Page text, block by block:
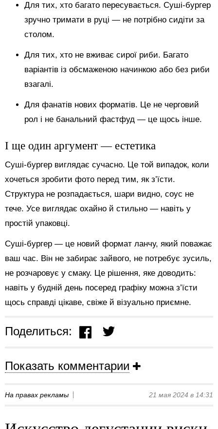
Для тих, хто багато пересувається. Суші-бургер
зручно тримати в руці — не потрібно сидіти за
столом.
Для тих, хто не вживає сирої риби. Багато
варіантів із обсмаженою начинкою або без риби
взагалі.
Для фанатів нових форматів. Це не черговий
рол і не банальний фастфуд — це щось інше.
І ще один аргумент — естетика
Суші-бургер виглядає сучасно. Це той випадок, коли
хочеться зробити фото перед тим, як з’їсти.
Структура не розпадається, шари видно, соус не
тече. Усе виглядає охайно й стильно — навіть у
простій упаковці.
Суші-бургер — це новий формат ланчу, який поважає
ваш час. Він не забирає зайвого, не потребує зусиль,
не розчаровує у смаку. Це рішення, яке доводить:
навіть у будній день посеред графіку можна з’їсти
щось справді цікаве, свіже й візуально приємне.
Поделиться:
Показать комментарии
На правах рекламы 21 мая 2024 в 14:31